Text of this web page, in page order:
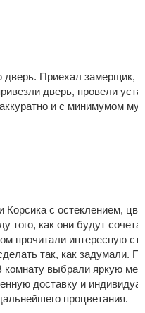
дверь. Приехал замерщик,
дверь, провели
и с минимумом
Корсика с остеклением,
того, как они будут
прочитали интересную
так, как задумали.
выбрали яркую
доставку и
процветания.